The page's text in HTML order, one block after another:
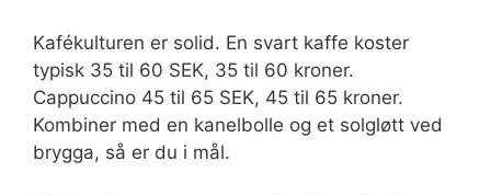
Kafékulturen er solid. En svart kaffe koster
typisk 35 til 60 SEK, 35 til 60 kroner.
Cappuccino 45 til 65 SEK, 45 til 65 kroner.
Kombiner med en kanelbolle og et solgløtt ved
brygga, så er du i mål.